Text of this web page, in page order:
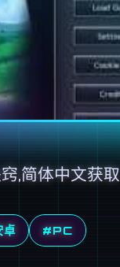
,简体中文获取
卓 #PC